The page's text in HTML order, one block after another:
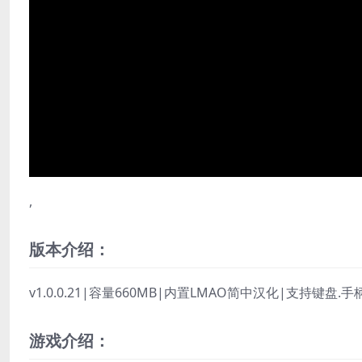
,
版本介绍：
v1.0.0.21|容量660MB|内置LMAO简中汉化|支持键盘.手
游戏介绍：